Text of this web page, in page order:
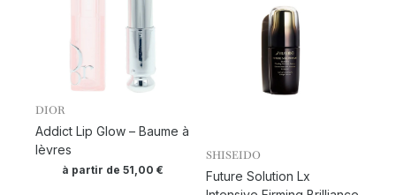
DIOR
Addict Lip Glow – Baume à
lèvres
à partir de51,00€
SHISEIDO
Future Solution Lx